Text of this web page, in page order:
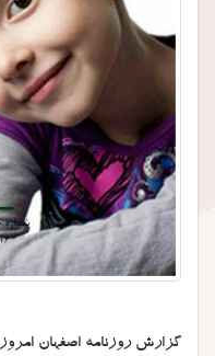
گزارش روزنامه اصفهان امروز